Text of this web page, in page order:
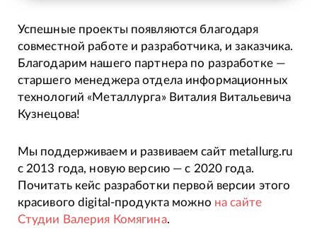
Успешные проекты появляются благодаря
совместной работе и разработчика, и заказчика.
Благодарим нашего партнера по разработке —
старшего менеджера отдела информационных
технологий «Металлурга» Виталия Витальевича
Кузнецова!
Мы поддерживаем и развиваем сайт metallurg.ru
с 2013 года, новую версию — с 2020 года.
Почитать кейс разработки первой версии этого
красивого digital-продукта можно на сайте
Студии Валерия Комягина.